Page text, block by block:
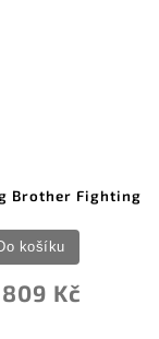
Brother Fighting
Kč
košíku